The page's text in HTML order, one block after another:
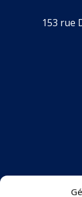
153 rue